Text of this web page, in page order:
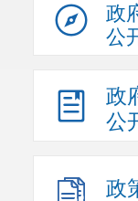
政
公
政
公
政